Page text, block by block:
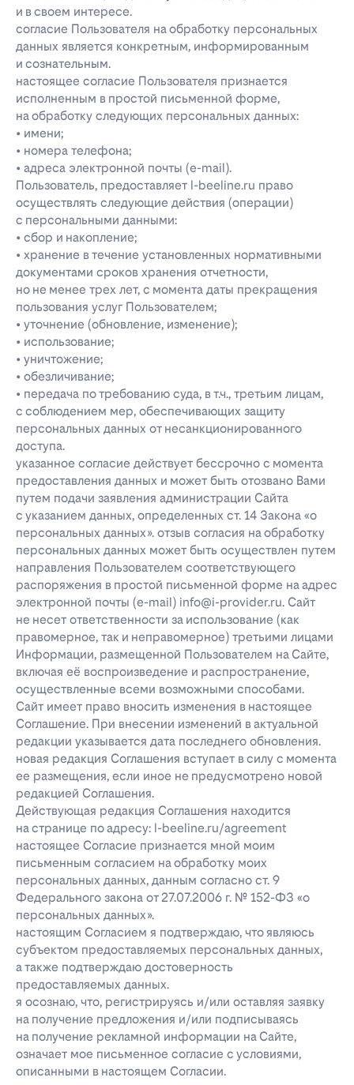
и в своем интересе.
согласие Пользователя на обработку персональных
данных является конкретным, информированным
и сознательным.
настоящее согласие Пользователя признается
исполненным в простой письменной форме,
на обработку следующих персональных данных:
• имени;
• номера телефона;
• адреса электронной почты (e-mail).
Пользователь, предоставляет l-beeline.ru право
осуществлять следующие действия (операции)
с персональными данными:
• сбор и накопление;
• хранение в течение установленных нормативными
документами сроков хранения отчетности,
но не менее трех лет, с момента даты прекращения
пользования услуг Пользователем;
• уточнение (обновление, изменение);
• использование;
• уничтожение;
• обезличивание;
• передача по требованию суда, в т.ч., третьим лицам,
с соблюдением мер, обеспечивающих защиту
персональных данных от несанкционированного
доступа.
указанное согласие действует бессрочно с момента
предоставления данных и может быть отозвано Вами
путем подачи заявления администрации Сайта
с указанием данных, определенных ст. 14 Закона «о
персональных данных». отзыв согласия на обработку
персональных данных может быть осуществлен путем
направления Пользователем соответствующего
распоряжения в простой письменной форме на адрес
электронной почты (e-mail) info@i-provider.ru. Сайт
не несет ответственности за использование (как
правомерное, так и неправомерное) третьими лицами
Информации, размещенной Пользователем на Сайте,
включая её воспроизведение и распространение,
осуществленные всеми возможными способами.
Сайт имеет право вносить изменения в настоящее
Соглашение. При внесении изменений в актуальной
редакции указывается дата последнего обновления.
новая редакция Соглашения вступает в силу с момента
ее размещения, если иное не предусмотрено новой
редакцией Соглашения.
Действующая редакция Соглашения находится
на странице по адресу: l-beeline.ru/agreement
настоящее Согласие признается мной моим
письменным согласием на обработку моих
персональных данных, данным согласно ст. 9
Федерального закона от 27.07.2006 г. № 152-ФЗ «о
персональных данных».
настоящим Согласием я подтверждаю, что являюсь
субъектом предоставляемых персональных данных,
а также подтверждаю достоверность
предоставляемых данных.
я осознаю, что, регистрируясь и/или оставляя заявку
на получение предложения и/или подписываясь
на получение рекламной информации на Сайте,
означает мое письменное согласие с условиями,
описанными в настоящем Согласии.